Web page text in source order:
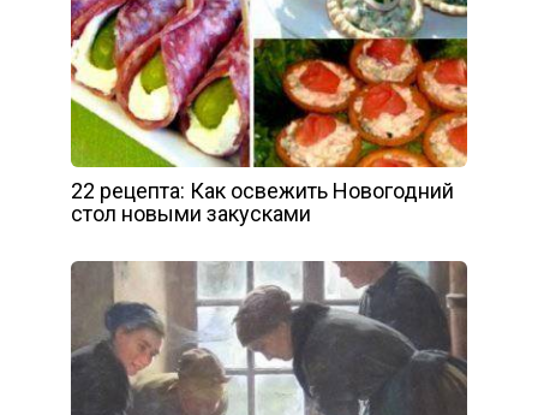
22 рецепта: Как освежить Новогодний
стол новыми закусками